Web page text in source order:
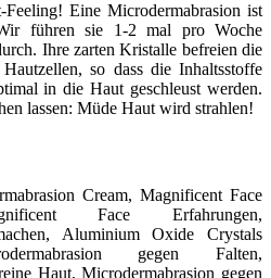
Eine Microdermabrasion ist
führen sie 1-2 mal pro Woche
Ihre zarten Kristalle befreien die
so dass die Inhaltsstoffe
in die Haut geschleust werden.
lassen: Müde Haut wird strahlen!